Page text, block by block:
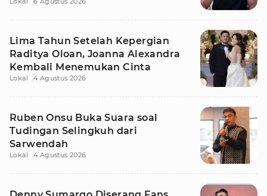
Lima Tahun Setelah Kepergian
Raditya Oloan, Joanna Alexandra
Kembali Menemukan Cinta
Lokal 4 Agustus 2026
Ruben Onsu Buka Suara soal
Tudingan Selingkuh dari
Sarwendah
Lokal 4 Agustus 2026